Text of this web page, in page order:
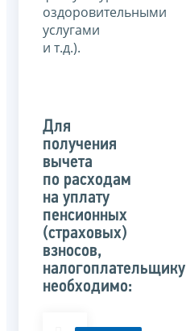
оздоровительными
услугами
и т.д.).
Для
получения
вычета
по расходам
на уплату
пенсионных
(страховых)
взносов,
налогоплательщику
необходимо: